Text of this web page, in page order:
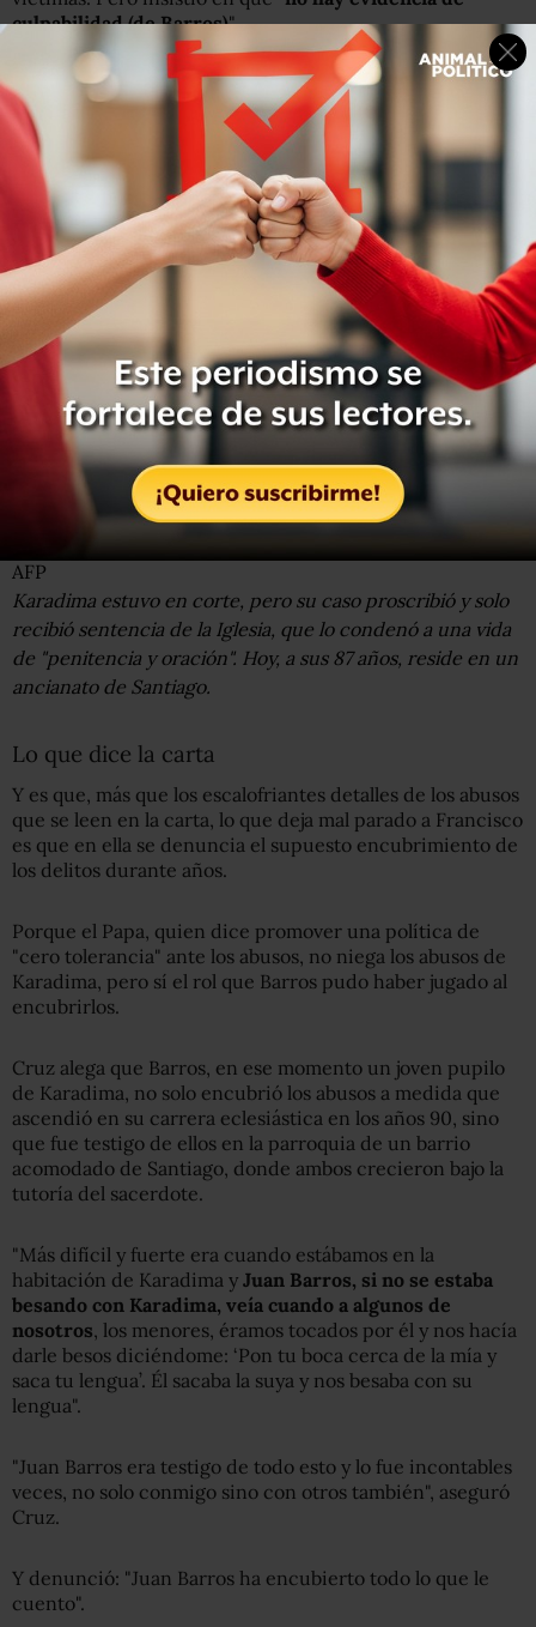
culpabilidad (de Barros)".
La BBC contactó al Vaticano en busca de un comentario
sobre la carta, pero las autoridades eclesiásticas no
quisieron hacer declaraciones.
"Son todas calumnias": la polémica defensa del papa
Francisco al obispo Juan Barros, acusado de encubrir
abuso sexual de menores en Chile
AFP
Karadima estuvo en corte, pero su caso proscribió y solo
recibió sentencia de la Iglesia, que lo condenó a una vida
de "penitencia y oración". Hoy, a sus 87 años, reside en un
ancianato de Santiago.
Lo que dice la carta
Y es que, más que los escalofriantes detalles de los abusos
que se leen en la carta, lo que deja mal parado a Francisco
es que en ella se denuncia el supuesto encubrimiento de
los delitos durante años.
Porque el Papa, quien dice promover una política de
"cero tolerancia" ante los abusos, no niega los abusos de
Karadima, pero sí el rol que Barros pudo haber jugado al
encubrirlos.
Cruz alega que Barros, en ese momento un joven pupilo
de Karadima, no solo encubrió los abusos a medida que
ascendió en su carrera eclesiástica en los años 90, sino
que fue testigo de ellos en la parroquia de un barrio
acomodado de Santiago, donde ambos crecieron bajo la
tutoría del sacerdote.
"Más difícil y fuerte era cuando estábamos en la
habitación de Karadima y Juan Barros, si no se estaba
besando con Karadima, veía cuando a algunos de
nosotros, los menores, éramos tocados por él y nos hacía
darle besos diciéndome: ‘Pon tu boca cerca de la mía y
saca tu lengua’. Él sacaba la suya y nos besaba con su
lengua".
"Juan Barros era testigo de todo esto y lo fue incontables
veces, no solo conmigo sino con otros también", aseguró
Cruz.
Y denunció: "Juan Barros ha encubierto todo lo que le
cuento".